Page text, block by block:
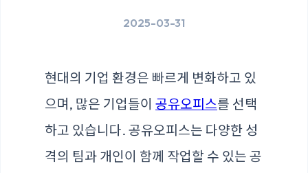
2025-03-31
현대의 기업 환경은 빠르게 변화하고 있
으며, 많은 기업들이 공유오피스를 선택
하고 있습니다. 공유오피스는 다양한 성
격의 팀과 개인이 함께 작업할 수 있는 공